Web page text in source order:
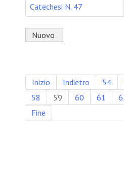
Catechesi N. 47
Nuovo
Inizio Indietro 54
58
59 60 61
Fine